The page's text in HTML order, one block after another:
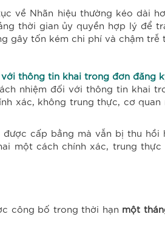
về Nhãn hiệu thường kéo dài
thời gian ủy quyền hợp lý để
gây tốn kém chi phí và chậm trễ
thông tin khai trong đơn đăng
nhiệm đối với thông tin khai
xác, không trung thực, cơ
cấp bằng mà vẫn bị thu
một cách chính xác, trung
công bố trong thời hạn một